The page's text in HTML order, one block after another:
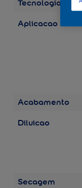
Aplicacao
Acabamento
Diluicao
Secagem